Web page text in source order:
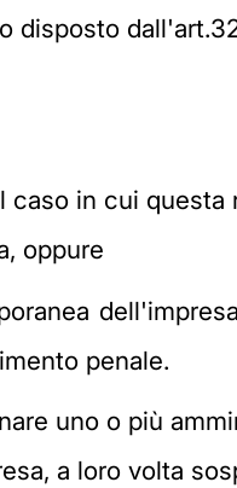
in cui
oppure
penale.
uno o più
a loro volta